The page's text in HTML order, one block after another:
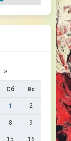
»
Сб Вс
1 2
8 9
15 16